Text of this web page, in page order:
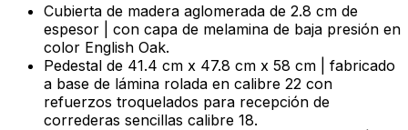
Cubierta de madera aglomerada de 2.8 cm de
espesor | con capa de melamina de baja presión en
color English Oak.
Pedestal de 41.4 cm x 47.8 cm x 58 cm | fabricado
a base de lámina rolada en calibre 22 con
refuerzos troquelados para recepción de
correderas sencillas calibre 18.